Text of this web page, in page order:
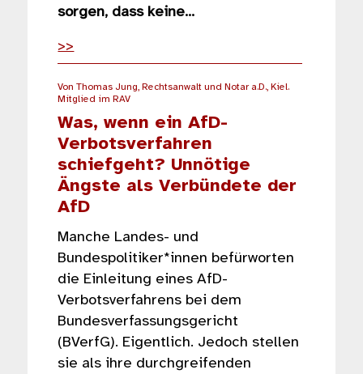
sorgen, dass keine…
>>
Von Thomas Jung, Rechtsanwalt und Notar a.D., Kiel.
Mitglied im RAV
Was, wenn ein AfD-
Verbotsverfahren
schiefgeht? Unnötige
Ängste als Verbündete der
AfD
Manche Landes- und
Bundespolitiker*innen befürworten
die Einleitung eines AfD-
Verbotsverfahrens bei dem
Bundesverfassungsgericht
(BVerfG). Eigentlich. Jedoch stellen
sie als ihre durchgreifenden